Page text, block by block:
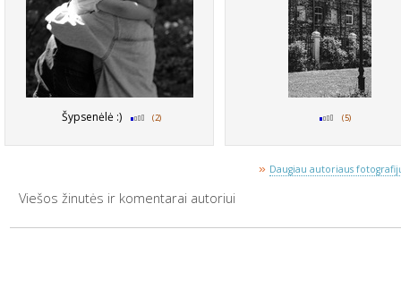
Šypsenėlė :) (2) (5)
» Daugiau autoriaus
Viešos žinutės ir komentarai autoriui